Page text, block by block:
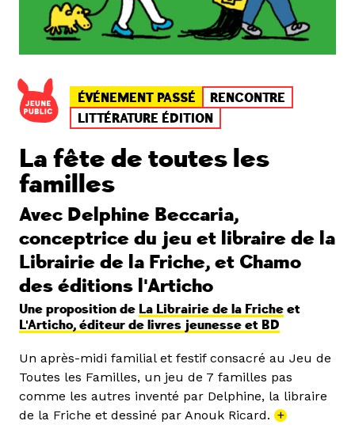
ÉVÉNEMENT PASSÉ
RENCONTRE
LITTÉRATURE ÉDITION
La fête de toutes les
familles
Avec Delphine Beccaria,
conceptrice du jeu et libraire de la
Librairie de la Friche, et Chamo
des éditions l'Articho
Une proposition de La Librairie de la Friche et
L'Articho, éditeur de livres jeunesse et BD
Un après-midi familial et festif consacré au Jeu de
Toutes les Familles, un jeu de 7 familles pas
comme les autres inventé par Delphine, la libraire
de la Friche et dessiné par Anouk Ricard. +